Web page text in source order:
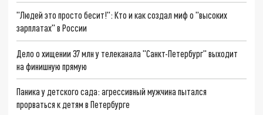
"Людей это просто бесит!": Кто и как создал миф о "высоких
зарплатах" в России
Дело о хищении 37 млн у телеканала "Санкт-Петербург" выходит
на финишную прямую
Паника у детского сада: агрессивный мужчина пытался
прорваться к детям в Петербурге